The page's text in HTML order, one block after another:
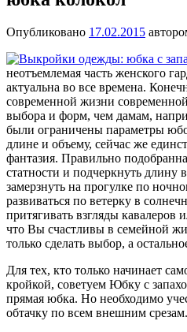
Опубликовано 17.02.2015
неотъемлемая часть женского
актуальна во все времена.
современной жизни
выбора и форм, чем дамам,
были ограничены параметры
длине и объему, сейчас же
фантазия. Правильно
статности и подчеркнуть длину
замерзнуть на прогулке по
развиваться по ветерку в
притягивать взгляды кавалеров
что Вы счастливы в семейной
только сделать выбор, а
Для тех, кто только начинает
кройкой, советуем Юбку с
прямая юбка. Но необходимо
обтачку по всем внешним срезам.